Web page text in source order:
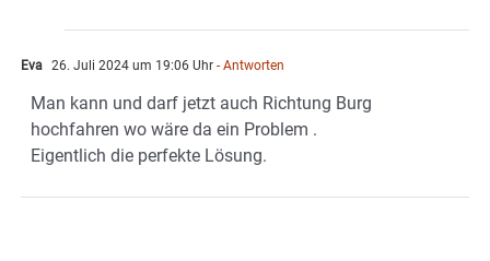
Eva 26. Juli 2024 um 19:06 Uhr - Antworten
Man kann und darf jetzt auch Richtung Burg
hochfahren wo wäre da ein Problem .
Eigentlich die perfekte Lösung.